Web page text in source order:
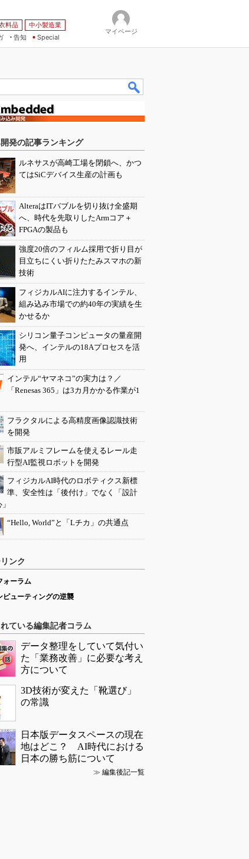
料品
中小製造業
告知 Special
マイページ
発の記事ランキング
ルネサスが高崎工場を閉鎖へ、かつ
てはSiCデバイス生産の計画も
AlteraはITバブルを切り抜け全盛期
へ、時代を先取りしたArmコア＋
FPGAの製品も
強度20倍のフィルム採用で折り目が
目立ちにくい折りたたみスマホの新
技術
フィジカルAIに注力するインテル、
組み込み市場での約40年の実績を生
かせるか
シリコン量子コンピュータの量産開
発へ、インテルの18Aプロセスを活
用
インテル“ヤマネコ”の実力は？／
「Renesas 365」は3カ月かかる作業が1
フラクタルによる高精度画像認識技術
を開発
市販アルミフレームを使えるレール走
行型AI監視ロボットを開発
フィジカルAI時代のロボティクス新標
準、安全性は「後付け」でなく「設計
“Hello, World”と「Lチカ」の共通点
ンク
ォーラム
ピューティングの逆襲
ている編集記者コラム
データ整理をしていて気付い
た「業務改善」に必要な考え
方について
3D技術が変えた「靴選び」
の常識
日本版データスペースの現在
地はどこ？ AI時代における
日本の勝ち筋について
≫ 編集後記一覧